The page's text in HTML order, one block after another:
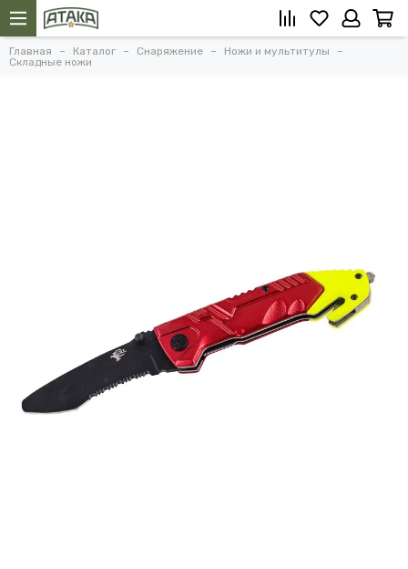
Главная Каталог Снаряжение
Ножи и мультитулы
Складные ножи